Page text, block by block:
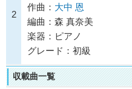
2
作曲： 大中 恩
編曲：森 真奈美
楽器：ピアノ
グレード：初級
収載曲一覧